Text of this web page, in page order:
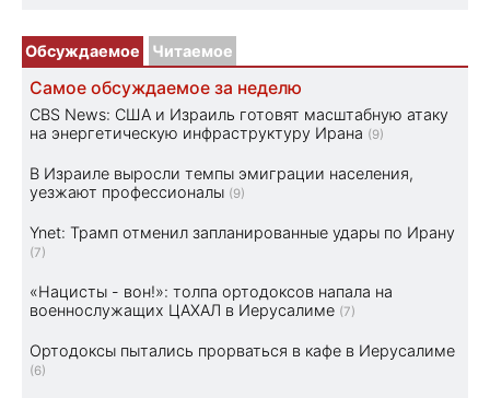
Обсуждаемое Читаемое
Самое обсуждаемое за неделю
CBS News: США и Израиль готовят масштабную атаку
на энергетическую инфраструктуру Ирана (9)
В Израиле выросли темпы эмиграции населения,
уезжают профессионалы (9)
Ynet: Трамп отменил запланированные удары по Ирану
(7)
«Нацисты - вон!»: толпа ортодоксов напала на
военнослужащих ЦАХАЛ в Иерусалиме (7)
Ортодоксы пытались прорваться в кафе в Иерусалиме
(6)